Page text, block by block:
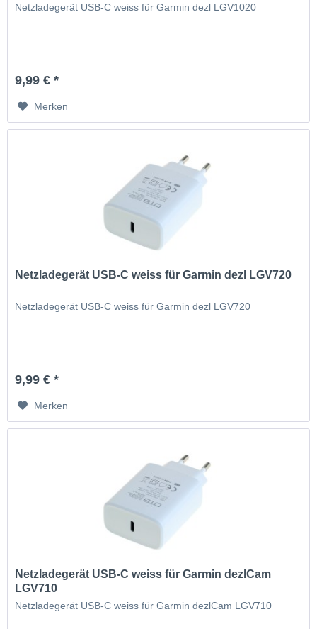
Netzladegerät USB-C weiss für Garmin dezl LGV1020
9,99 € *
Merken
Netzladegerät USB-C weiss für Garmin dezl LGV720
Netzladegerät USB-C weiss für Garmin dezl LGV720
9,99 € *
Merken
Netzladegerät USB-C weiss für Garmin dezlCam
LGV710
Netzladegerät USB-C weiss für Garmin dezlCam LGV710